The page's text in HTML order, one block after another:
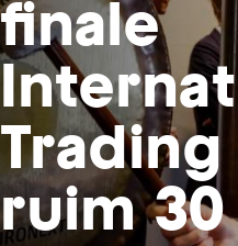
finale
ruim